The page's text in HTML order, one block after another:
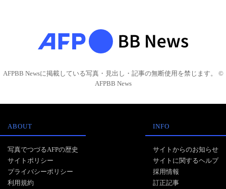
AFPBB Newsに掲載している写真・見出し・記事の無断使用を禁じます。 ©
AFPBB News
ABOUT
写真でつづるAFPの歴史
サイトポリシー
プライバシーポリシー
利用規約
INFO
サイトからのお知らせ
サイトに関するヘルプ
採用情報
訂正記事